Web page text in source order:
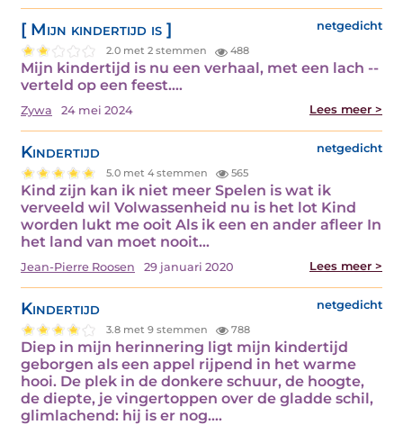
[ Mijn kindertijd is ] netgedicht
2.0 met 2 stemmen 488
Mijn kindertijd is nu een verhaal, met een lach --
verteld op een feest.…
Zywa 24 mei 2024 Lees meer >
Kindertijd netgedicht
5.0 met 4 stemmen 565
Kind zijn kan ik niet meer Spelen is wat ik
verveeld wil Volwassenheid nu is het lot Kind
worden lukt me ooit Als ik een en ander afleer In
het land van moet nooit…
Jean-Pierre Roosen 29 januari 2020 Lees meer >
Kindertijd netgedicht
3.8 met 9 stemmen 788
Diep in mijn herinnering ligt mijn kindertijd
geborgen als een appel rijpend in het warme
hooi. De plek in de donkere schuur, de hoogte,
de diepte, je vingertoppen over de gladde schil,
glimlachend: hij is er nog.…